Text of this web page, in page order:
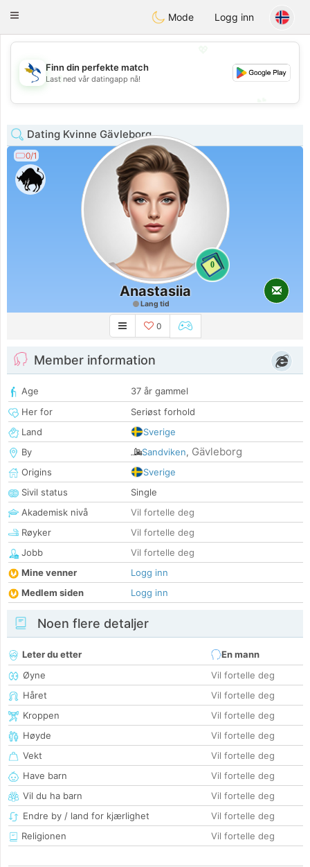
SvenskaDating
Toggle
Mode Logg inn
💖
💕
Finn din perfekte match
Last ned vår datingapp nå!
Dating Kvinne Gävleborg
0/1
0
Anastasiia
Lang tid
0
Member information
Age
37 år gammel
Her for
Seriøst forhold
Land
Sverige
By
Sandviken, Gävleborg
Origins
Sverige
Sivil status
Single
Akademisk nivå
Vil fortelle deg
Røyker
Vil fortelle deg
Jobb
Vil fortelle deg
Mine venner
Logg inn
Medlem siden
Logg inn
Noen flere detaljer
Leter du etter
En mann
Øyne
Vil fortelle deg
Håret
Vil fortelle deg
Kroppen
Vil fortelle deg
Høyde
Vil fortelle deg
Vekt
Vil fortelle deg
Have barn
Vil fortelle deg
Vil du ha barn
Vil fortelle deg
Endre by / land for kjærlighet
Vil fortelle deg
Religionen
Vil fortelle deg